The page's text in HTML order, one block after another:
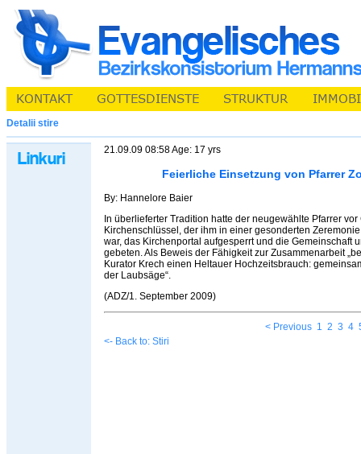
Detalii stire
21.09.09 08:58 Age: 17 yrs
Feierliche Einsetzung von Pfarrer
By: Hannelore Baier
In überlieferter Tradition hatte der neugewählte Pfarrer
Kirchenschlüssel, der ihm in einer gesonderten
war, das Kirchenportal aufgesperrt und die Gemeinschaft
gebeten. Als Beweis der Fähigkeit zur Zusammenarbeit
Kurator Krech einen Heltauer Hochzeitsbrauch:
der Laubsäge“.
(ADZ/1. September 2009)
< Previous 1 2 3 4
<- Back to: Stiri